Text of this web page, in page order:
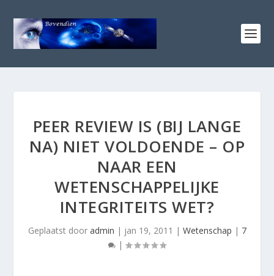
PEER REVIEW IS (BIJ LANGE
NA) NIET VOLDOENDE – OP
NAAR EEN
WETENSCHAPPELIJKE
INTEGRITEITS WET?
Geplaatst door admin | jan 19, 2011 | Wetenschap | 7
|